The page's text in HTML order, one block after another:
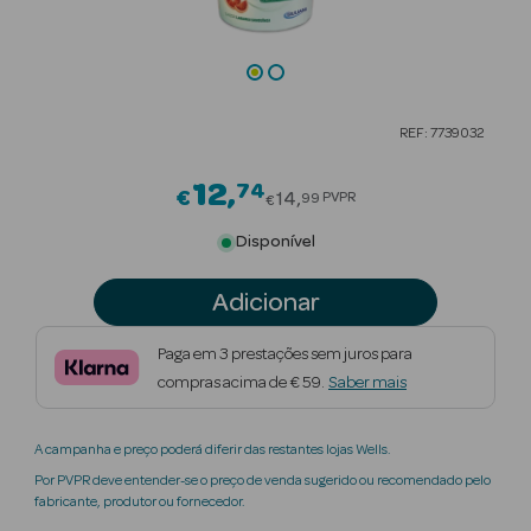
Beauty Season
Nutricosmética
Perfumes
Beauty Season
REF: 7739032
€12 74Price reduced from
€14 99 PVPR
Disponível
Adicionar
Paga em 3 prestações sem juros para
compras acima de € 59. Saber mais
A campanha e preço poderá diferir das restantes lojas Wells.
Por PVPR deve entender-se o preço de venda sugerido ou recomendado pelo
fabricante, produtor ou fornecedor.